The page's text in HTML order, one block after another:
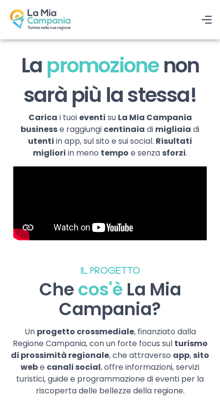
La promozionenon
sarà più la stessa!
Carica i tuoi eventi su La Mia Campania
businesse raggiungi centinaia di migliaia di
utenti in app, sul sito e sui social. Risultati
migliori in meno tempo e senza sforzi.
IL PROGETTO
Che cos'è La Mia
Campania?
Un progetto crossmediale, finanziato dalla
Regione Campania, con un forte focus sul turismo
di prossimità regionale, che attraverso app, sito
webe canali social, offre informazioni, servizi
turistici, guide e programmazione di eventi per la
riscoperta delle bellezze della regione.